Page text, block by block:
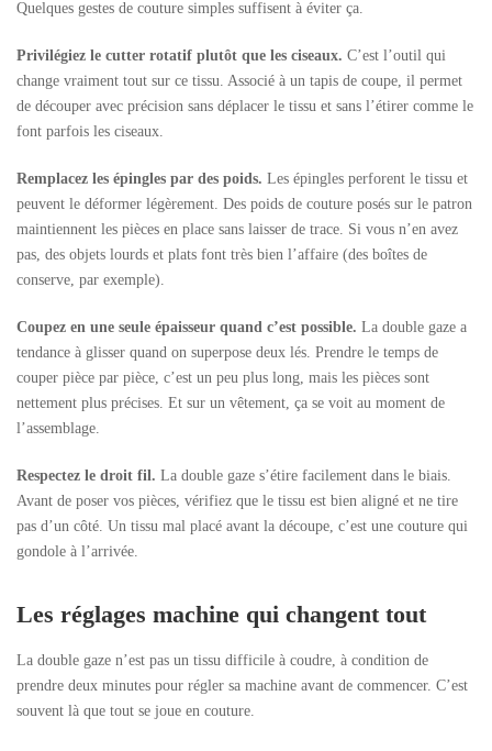
Quelques gestes de couture simples suffisent à éviter ça.
Privilégiez le cutter rotatif plutôt que les ciseaux. C’est l’outil qui
change vraiment tout sur ce tissu. Associé à un tapis de coupe, il permet
de découper avec précision sans déplacer le tissu et sans l’étirer comme le
font parfois les ciseaux.
Remplacez les épingles par des poids. Les épingles perforent le tissu et
peuvent le déformer légèrement. Des poids de couture posés sur le patron
maintiennent les pièces en place sans laisser de trace. Si vous n’en avez
pas, des objets lourds et plats font très bien l’affaire (des boîtes de
conserve, par exemple).
Coupez en une seule épaisseur quand c’est possible. La double gaze a
tendance à glisser quand on superpose deux lés. Prendre le temps de
couper pièce par pièce, c’est un peu plus long, mais les pièces sont
nettement plus précises. Et sur un vêtement, ça se voit au moment de
l’assemblage.
Respectez le droit fil. La double gaze s’étire facilement dans le biais.
Avant de poser vos pièces, vérifiez que le tissu est bien aligné et ne tire
pas d’un côté. Un tissu mal placé avant la découpe, c’est une couture qui
gondole à l’arrivée.
Les réglages machine qui changent tout
La double gaze n’est pas un tissu difficile à coudre, à condition de
prendre deux minutes pour régler sa machine avant de commencer. C’est
souvent là que tout se joue en couture.